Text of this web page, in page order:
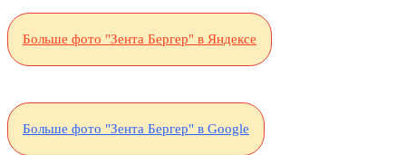
Больше фото "Зента Бергер" в Яндексе
Больше фото "Зента Бергер" в Google